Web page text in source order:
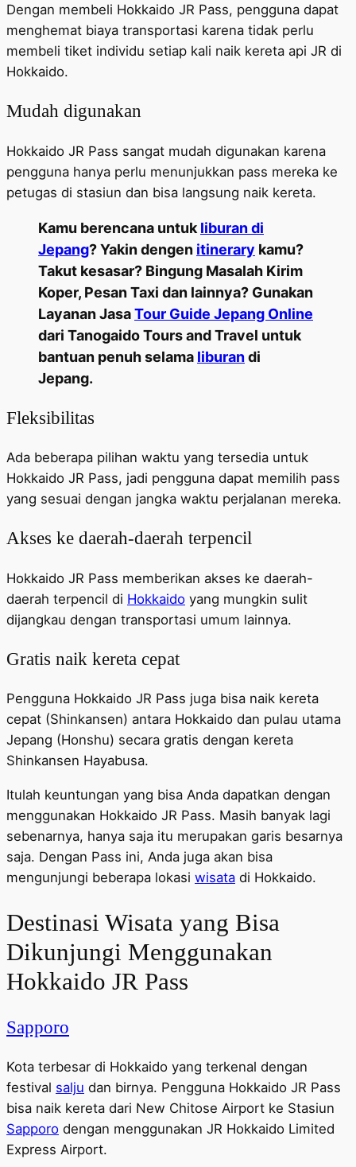
Dengan membeli Hokkaido JR Pass, pengguna dapat
menghemat biaya transportasi karena tidak perlu
membeli tiket individu setiap kali naik kereta api JR di
Hokkaido.
Mudah digunakan
Hokkaido JR Pass sangat mudah digunakan karena
pengguna hanya perlu menunjukkan pass mereka ke
petugas di stasiun dan bisa langsung naik kereta.
Kamu berencana untuk liburan di
Jepang? Yakin dengen itinerary kamu?
Takut kesasar? Bingung Masalah Kirim
Koper, Pesan Taxi dan lainnya? Gunakan
Layanan JasaTour Guide Jepang Online
dari Tanogaido Tours and Travel untuk
bantuan penuh selama liburandi
Jepang.
Fleksibilitas
Ada beberapa pilihan waktu yang tersedia untuk
Hokkaido JR Pass, jadi pengguna dapat memilih pass
yang sesuai dengan jangka waktu perjalanan mereka.
Akses ke daerah-daerah terpencil
Hokkaido JR Pass memberikan akses ke daerah-
daerah terpencil di Hokkaido yang mungkin sulit
dijangkau dengan transportasi umum lainnya.
Gratis naik kereta cepat
Pengguna Hokkaido JR Pass juga bisa naik kereta
cepat (Shinkansen) antara Hokkaido dan pulau utama
Jepang (Honshu) secara gratis dengan kereta
Shinkansen Hayabusa.
Itulah keuntungan yang bisa Anda dapatkan dengan
menggunakan Hokkaido JR Pass. Masih banyak lagi
sebenarnya, hanya saja itu merupakan garis besarnya
saja. Dengan Pass ini, Anda juga akan bisa
mengunjungi beberapa lokasi wisata di Hokkaido.
Destinasi Wisata yang Bisa
Dikunjungi Menggunakan
Hokkaido JR Pass
Sapporo
Kota terbesar di Hokkaido yang terkenal dengan
festival salju dan birnya. Pengguna Hokkaido JR Pass
bisa naik kereta dari New Chitose Airport ke Stasiun
Sapporo dengan menggunakan JR Hokkaido Limited
Express Airport.